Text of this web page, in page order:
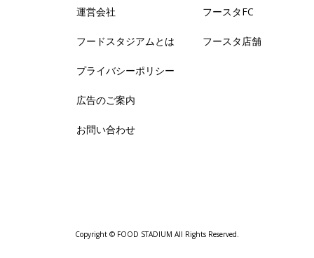
運営会社
フードスタジアムとは
プライバシーポリシー
広告のご案内
お問い合わせ
フースタFC
フースタ店舗
Copyright © FOOD STADIUM All Rights Reserved.